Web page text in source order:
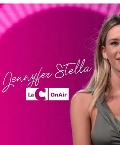
Attualità
Economia e lavoro
Italia Mondo
Sanità